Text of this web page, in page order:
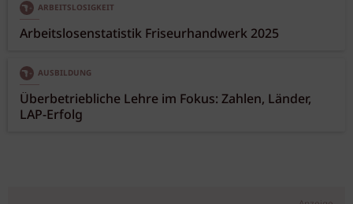
ARBEITSLOSIGKEIT
Arbeitslosenstatistik Friseurhandwerk 2025
AUSBILDUNG
Überbetriebliche Lehre im Fokus: Zahlen, Länder,
LAP-Erfolg